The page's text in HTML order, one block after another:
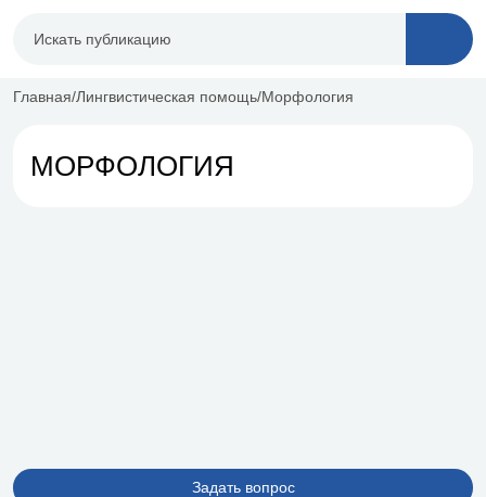
Главная Лингвистическая помощь Морфология
МОРФОЛОГИЯ
Задать вопрос